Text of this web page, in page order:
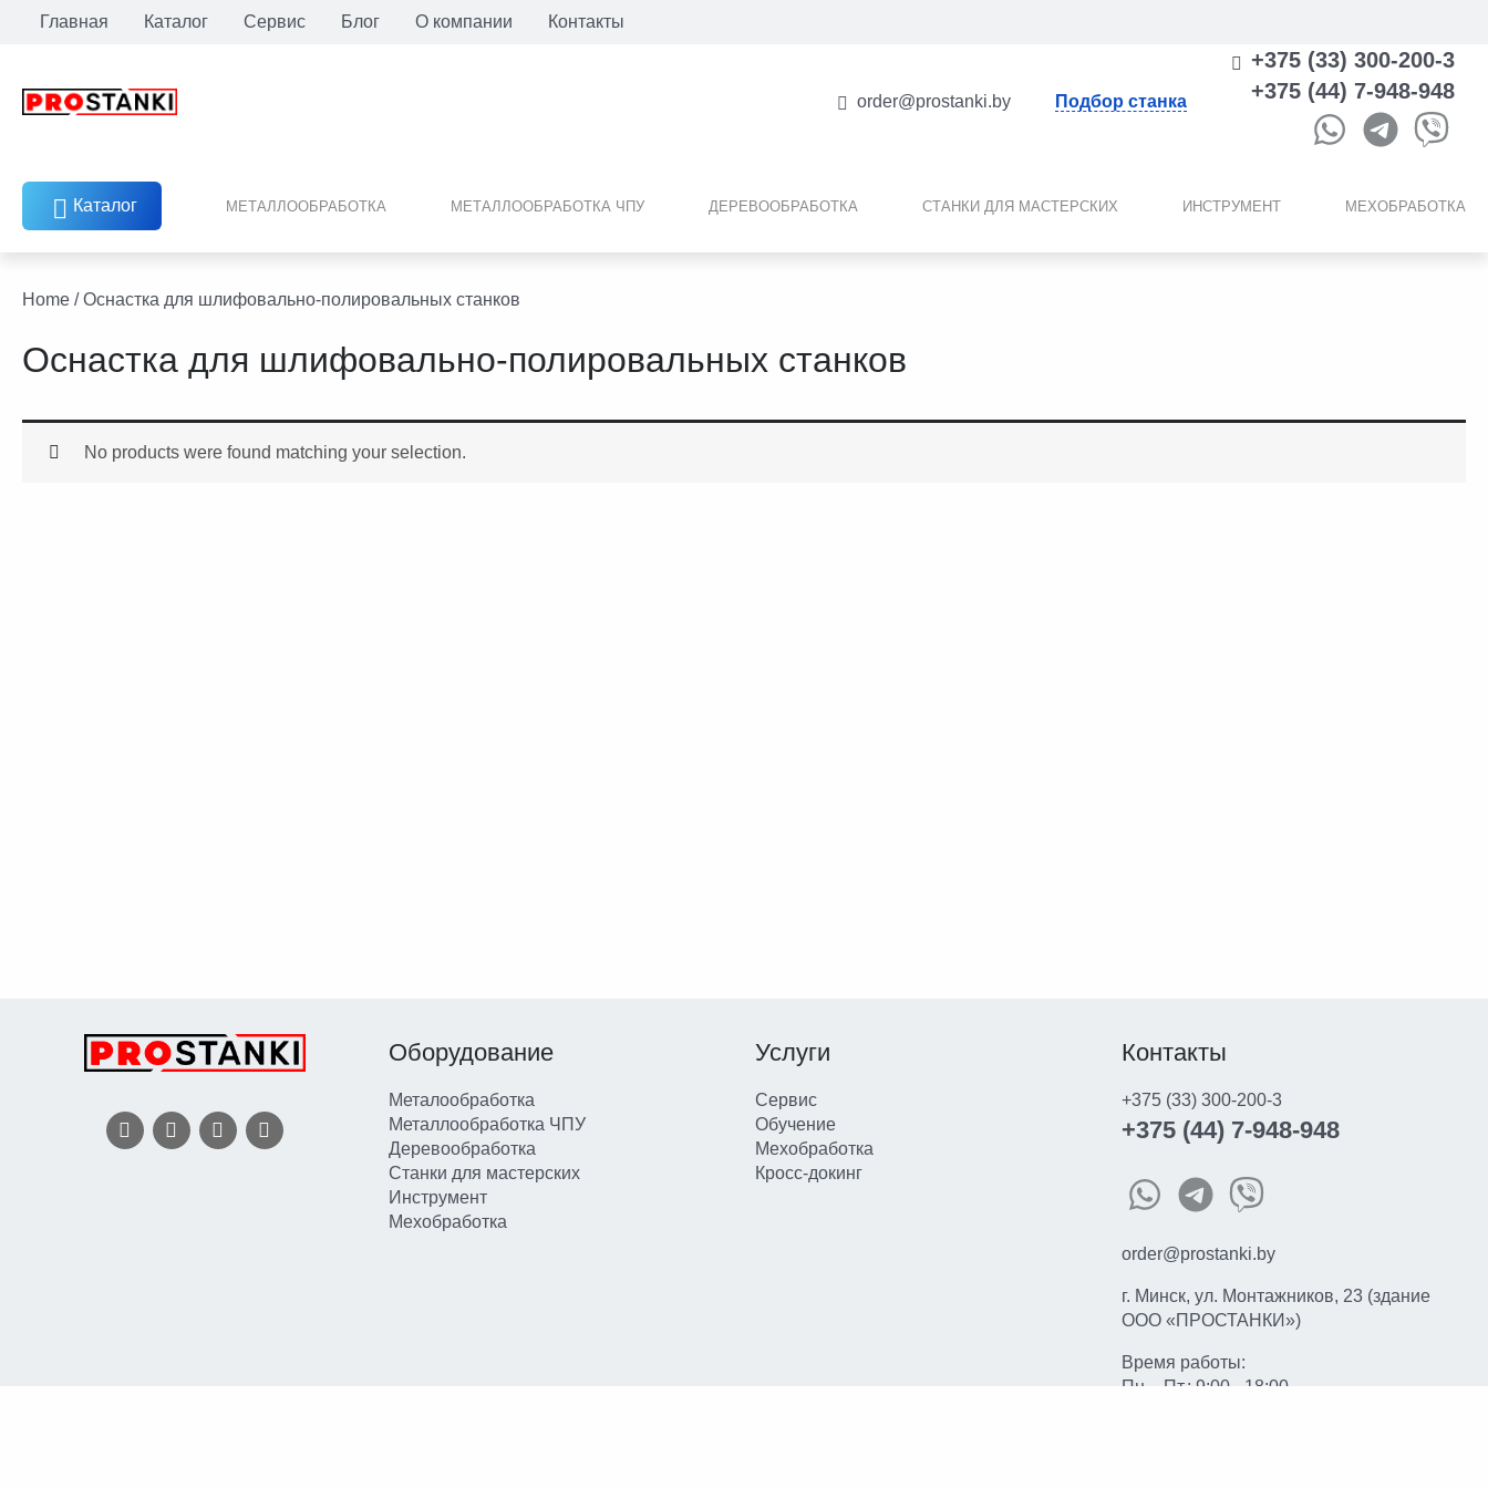
Перейти
Главная Каталог Сервис Блог О компании Контакты
order@prostanki.by Подбор станка
+375 (33) 300-200-3
+375 (44) 7-948-948
Каталог МЕТАЛЛООБРАБОТКА МЕТАЛЛООБРАБОТКА ЧПУ ДЕРЕВООБРАБОТКА СТАНКИ ДЛЯ МАСТЕРСКИХ ИНСТРУМЕНТ МЕХОБРАБОТКА
Home / Оснастка для шлифовально-полировальных станков
Оснастка для шлифовально-полировальных станков
No products were found matching your selection.
Оборудование
Металообработка
Металлообработка ЧПУ
Деревообработка
Станки для мастерских
Инструмент
Мехобработка
Услуги
Сервис
Обучение
Мехобработка
Кросс-докинг
Контакты
+375 (33) 300-200-3
+375 (44) 7-948-948
order@prostanki.by
г. Минск, ул. Монтажников, 23 (здание
ООО «ПРОСТАНКИ»)
Время работы:
Пн. - Пт.: 9:00 - 18:00